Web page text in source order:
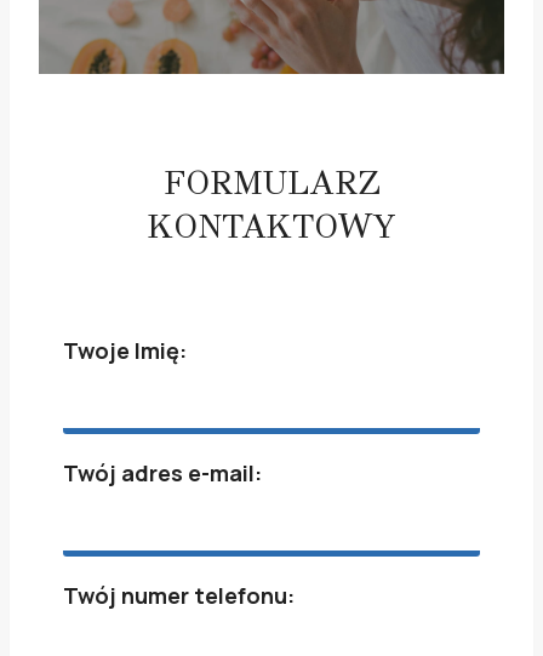
FORMULARZ
KONTAKTOWY
Twoje Imię:
Twój adres e-mail:
Twój numer telefonu: